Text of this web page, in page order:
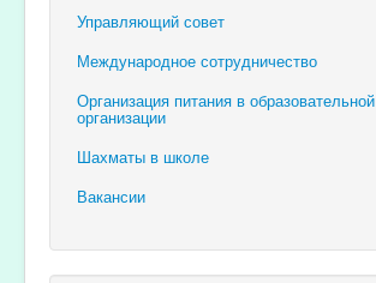
Управляющий совет
Международное сотрудничество
Организация питания в образовательной
организации
Шахматы в школе
Вакансии